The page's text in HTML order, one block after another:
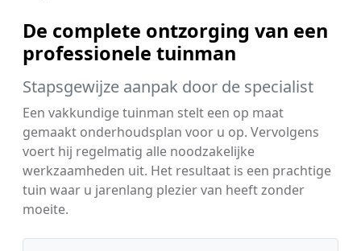
De complete ontzorging van een
professionele tuinman
Stapsgewijze aanpak door de specialist
Een vakkundige tuinman stelt een op maat
gemaakt onderhoudsplan voor u op. Vervolgens
voert hij regelmatig alle noodzakelijke
werkzaamheden uit. Het resultaat is een prachtige
tuin waar u jarenlang plezier van heeft zonder
moeite.